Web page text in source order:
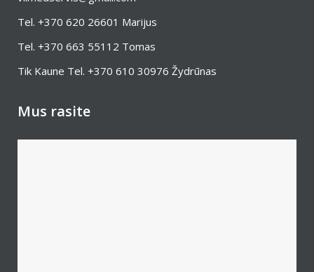
Tel. +370 620 26601 Marijus
Tel. +370 663 55112 Tomas
Tik Kaune Tel. +370 610 30976 Žydrūnas
Mus rasite